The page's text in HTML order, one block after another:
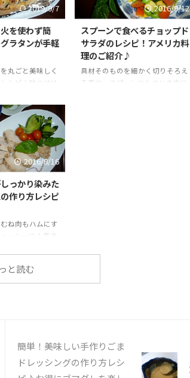
2019/9/7
を使わず簡
ラタンが手軽
丸ごと美味しく
シピ！味つけは
！おつまみにも
2016/9/12
スプーンで食べるチョップド
サラダのレシピ！アメリカ料
理のご紹介♪
具材そのものを細かく切りそろえ
る事で、スプーンひとさじの中に
2016/8/16
っかり染みた
作り方レシピ
ね肉もハムにす
ーシーに！高タ
と読む
簡単！美味しい手作りごま
ドレッシングの作り方レシ